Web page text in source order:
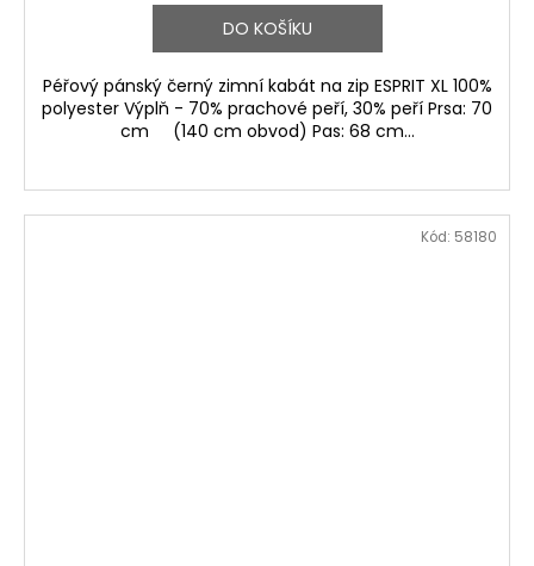
DO KOŠÍKU
Péřový pánský černý zimní kabát na zip ESPRIT XL 100%
polyester Výplň - 70% prachové peří, 30% peří Prsa: 70
cm (140 cm obvod) Pas: 68 cm...
Kód: 58180